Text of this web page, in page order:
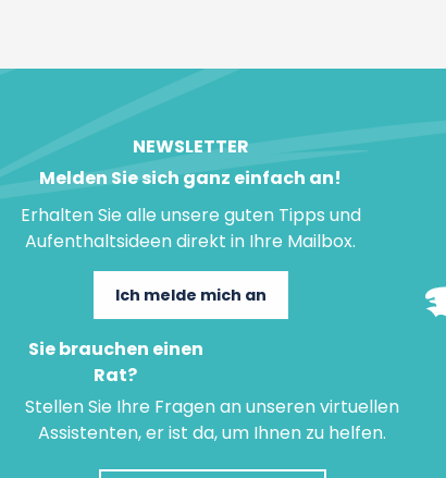
NEWSLETTER
Melden Sie sich ganz einfach an!
Erhalten Sie alle unsere guten Tipps und
Aufenthaltsideen direkt in Ihre Mailbox.
Ich melde mich an
Sie brauchen einen
Rat?
Stellen Sie Ihre Fragen an unseren virtuellen
Assistenten, er ist da, um Ihnen zu helfen.